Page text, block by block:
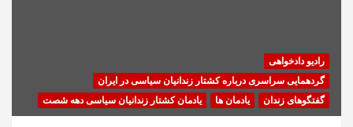
رادیو دادخواهی
گردهمایی سراسری درباره کشتار زندانیان سیاسی در ایران
گفتگوهای زندان
یادمان ها یادمان کشتار زندانیان سیاسی دهه شصت